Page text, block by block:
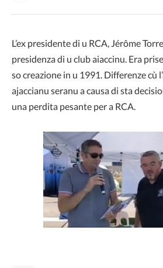
L’ex presidente di u RCA, Jérôme
presidenza di u club aiaccinu. Era
so creazione in u 1991. Differenze cù
ajaccianu seranu a causa di sta
una perdita pesante per a RCA.